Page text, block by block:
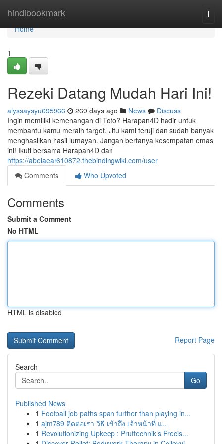
hindibookmark
Home
Home
1
Rezeki Datang Mudah Hari Ini!
alyssaysyu695966 269 days ago News
Discuss
Ingin memiliki kemenangan di Toto? Harapan4D hadir untuk
membantu kamu meraih target. Jitu kami teruji dan sudah banyak
menghasilkan hasil lumayan. Jangan bertanya kesempatan emas
ini! Ikuti bersama Harapan4D dan
https://abelaear610872.thebindingwiki.com/user
Comments
Who Upvoted
Comments
Submit a Comment
No HTML
HTML is disabled
Report Page
Search
Go
Published News
1 Football job paths span further than playing in...
1 ajm789 ติดต่อเรา วิธี เข้าถึง เจ้าหน้าที่ แ...
1 Revolutionizing Upkeep : Pruftechnik’s Precis...